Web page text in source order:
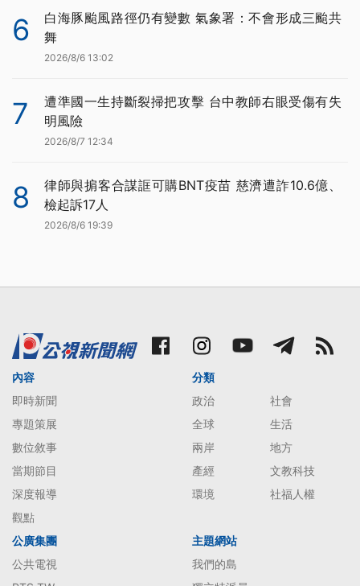
6
白海豚颱風路徑仍有變數 氣象署：不會形成三颱共
舞
2026/8/6 13:02
7
遭準國一生持斷裂掃把攻擊 台中教師右眼受傷有失
明風險
2026/8/7 12:34
8
律師與掮客合謀誆可購BNT疫苗 慈濟遭詐10.6億、
檢起訴17人
2026/8/6 19:39
內容
即時新聞
專題策展
數位敘事
當期節目
深度報導
觀點
分類
政治
社會
全球
生活
兩岸
地方
產經
文教科技
環境
社福人權
公廣集團
公共電視
主題網站
我們的島